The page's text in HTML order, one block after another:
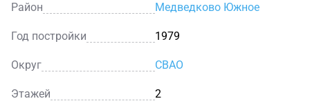
Район Медведково Южное
Год постройки 1979
Округ СВАО
Этажей 2